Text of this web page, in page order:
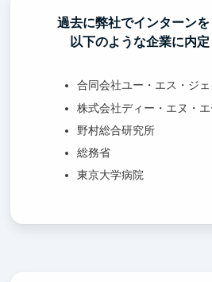
過去に弊社でインターン
以下のような企業に内定
合同会社ユー・エス・ジェ
株式会社ディー・エヌ・エ
野村総合研究所
総務省
東京大学病院